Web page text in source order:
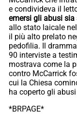
e condivideva il
emersi gli abusi
allo stato laicale
il più alto prelato
pedofilia. Il
90 interviste a
mostrava come la
contro McCarrick
cui la Chiesa
ha coperto gli
*BRPAGE*